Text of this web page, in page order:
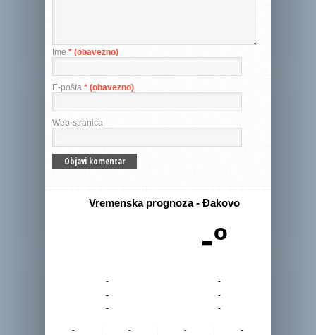
Ime * (obavezno)
E-pošta * (obavezno)
Web-stranica
Vremenska prognoza - Đakovo
-º
-
-
-
-
-
-
-
-
-
-